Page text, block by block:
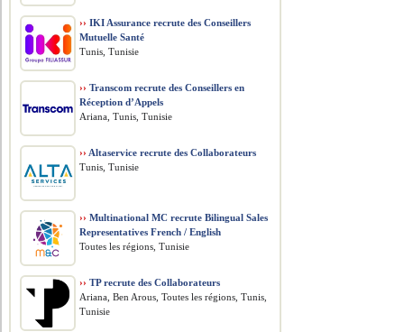
›› IKI Assurance recrute des Conseillers
Mutuelle Santé
Tunis, Tunisie
›› Transcom recrute des Conseillers en
Réception d’Appels
Ariana, Tunis, Tunisie
›› Altaservice recrute des Collaborateurs
Tunis, Tunisie
›› Multinational MC recrute Bilingual Sales
Representatives French / English
Toutes les régions, Tunisie
›› TP recrute des Collaborateurs
Ariana, Ben Arous, Toutes les régions, Tunis,
Tunisie